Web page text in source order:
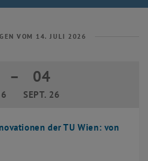
auflisten
VOM 14. JULI 2026
der TU Wien: von
17 März 2026 bis 04 September 2026
– 04
SEPT. 26